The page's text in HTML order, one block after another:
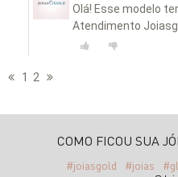
Olá! Esse modelo
Atendimento
1 2
COMO FICOU SUA
#joiasgold #joias